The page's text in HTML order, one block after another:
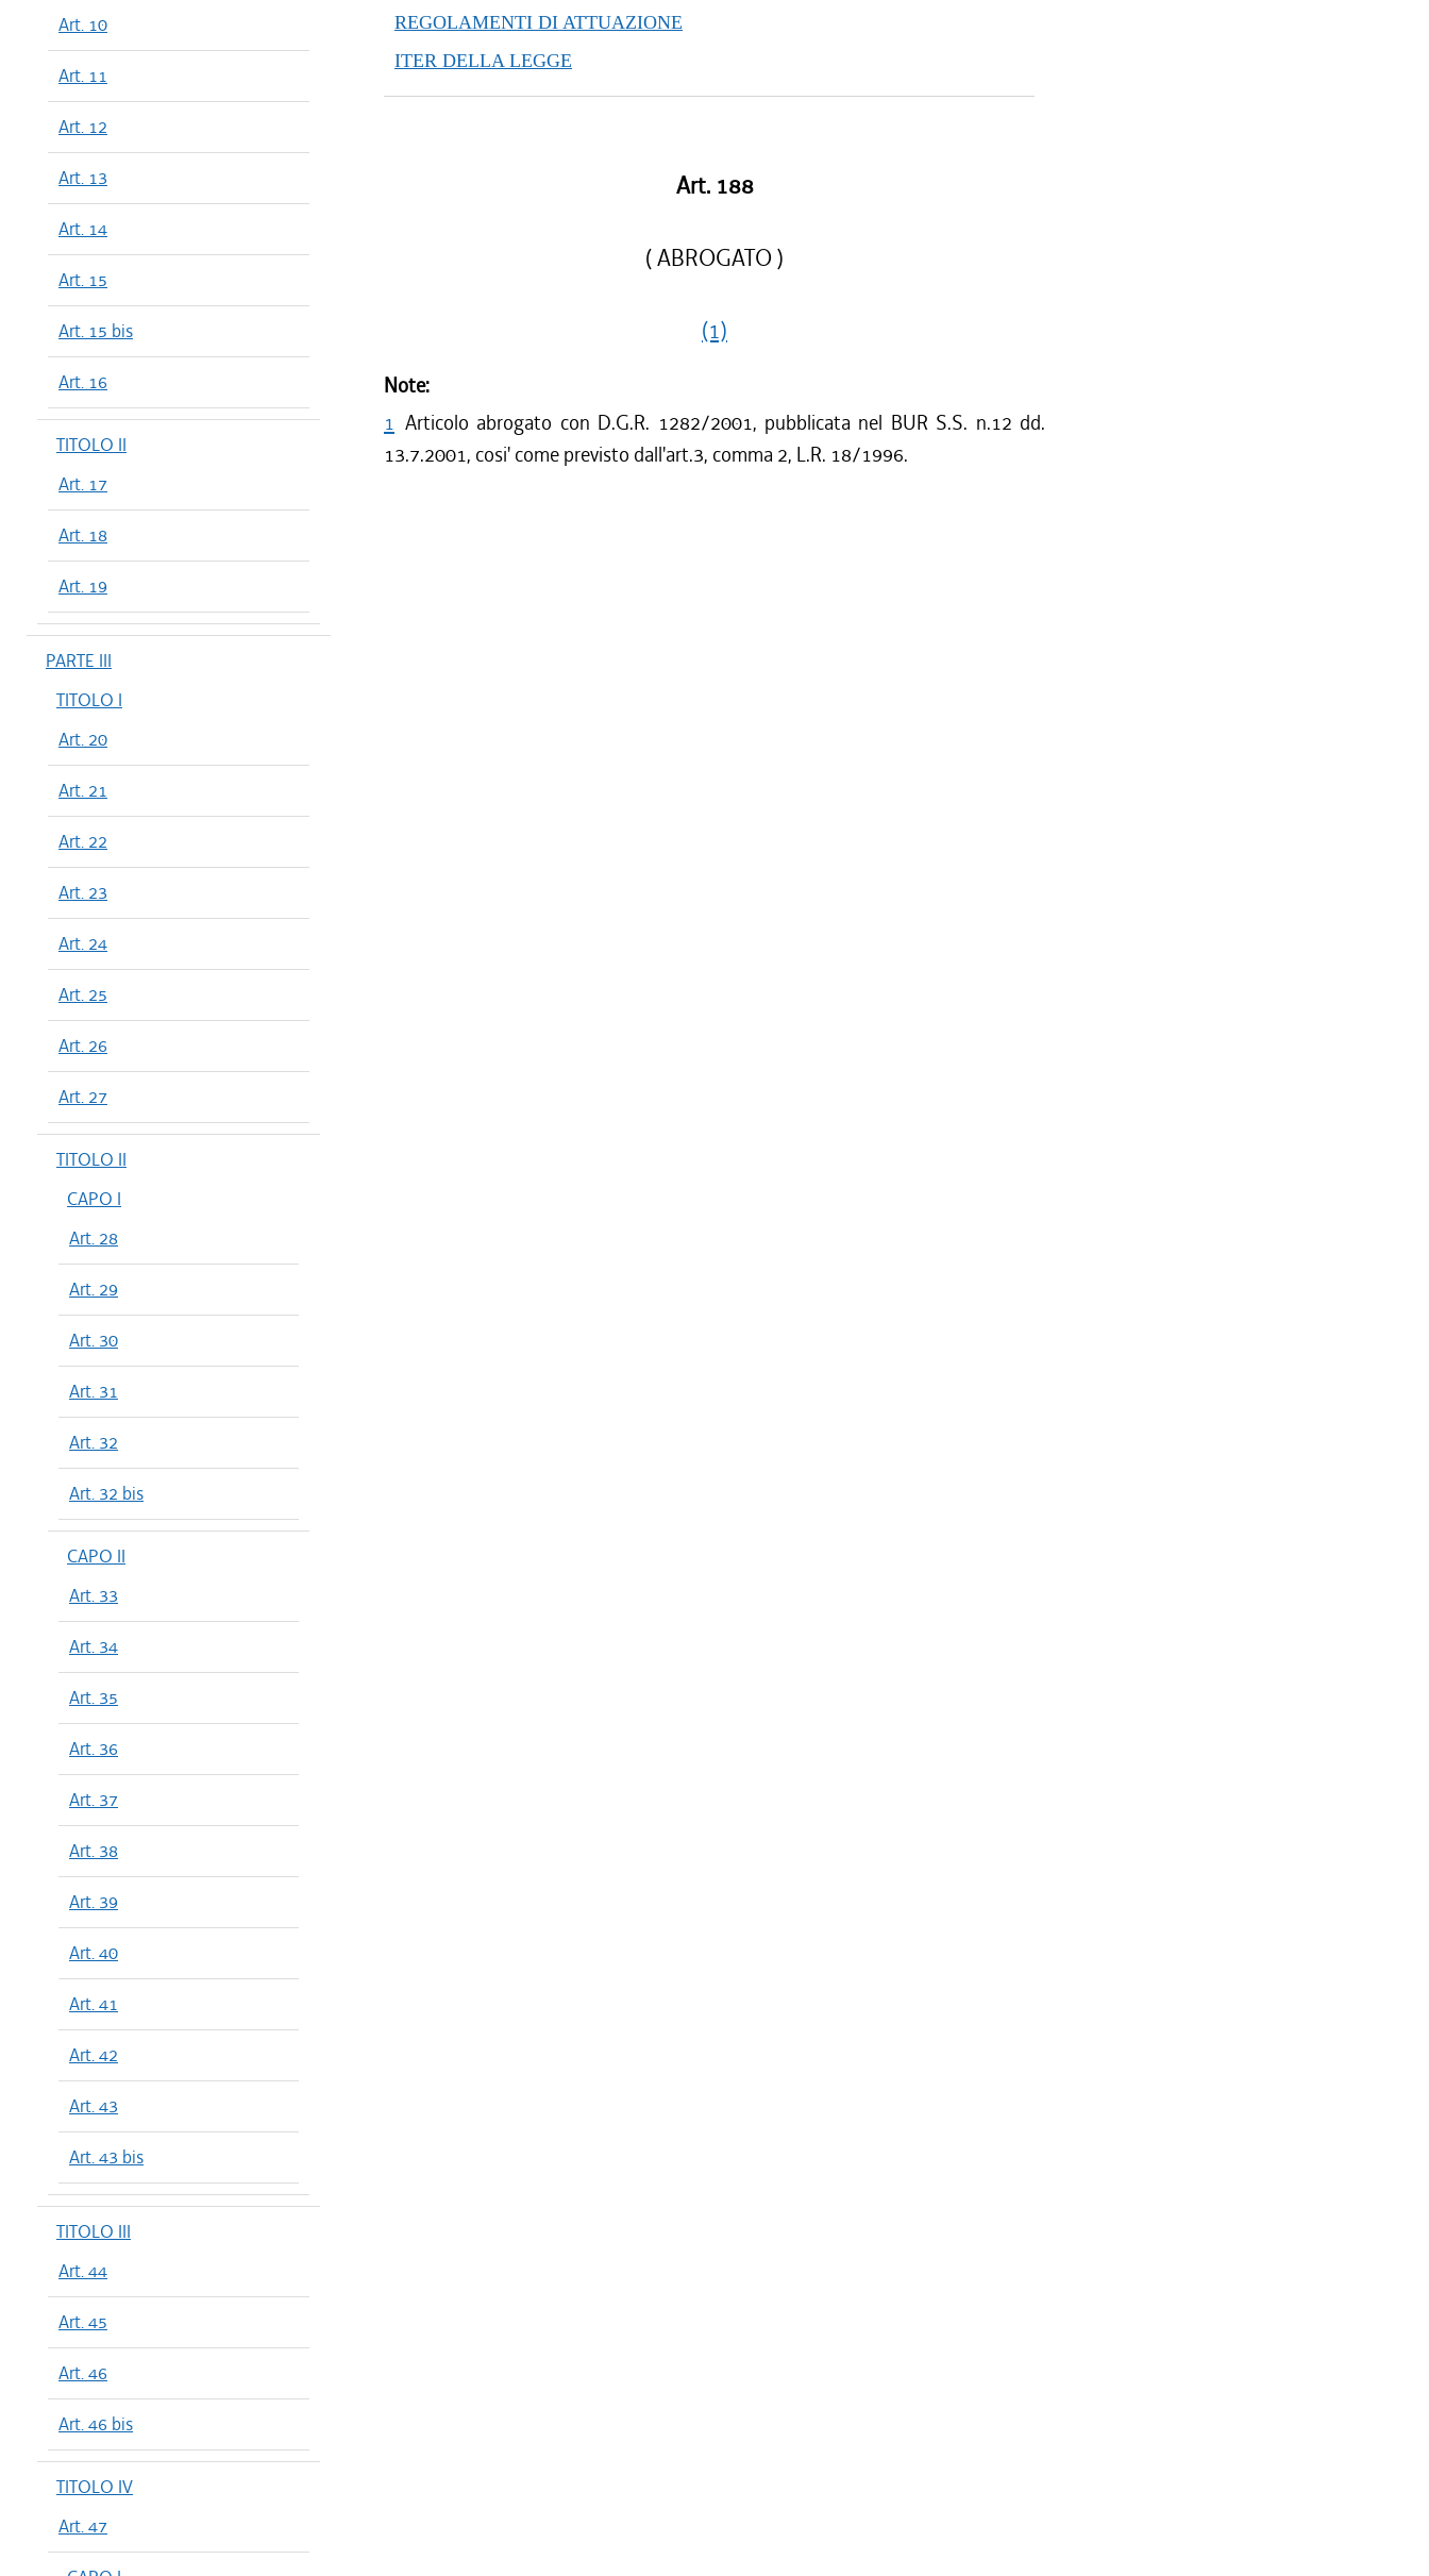
Art. 10
Art. 11
Art. 12
Art. 13
Art. 14
Art. 15
Art. 15 bis
Art. 16
TITOLO II
Art. 17
Art. 18
Art. 19
PARTE III
TITOLO I
Art. 20
Art. 21
Art. 22
Art. 23
Art. 24
Art. 25
Art. 26
Art. 27
TITOLO II
CAPO I
Art. 28
Art. 29
Art. 30
Art. 31
Art. 32
Art. 32 bis
CAPO II
Art. 33
Art. 34
Art. 35
Art. 36
Art. 37
Art. 38
Art. 39
Art. 40
Art. 41
Art. 42
Art. 43
Art. 43 bis
TITOLO III
Art. 44
Art. 45
Art. 46
Art. 46 bis
TITOLO IV
Art. 47
REGOLAMENTI DI ATTUAZIONE
ITER DELLA LEGGE
Art. 188
( ABROGATO )
(1)
Note:
1 Articolo abrogato con D.G.R. 1282/2001, pubblicata nel BUR S.S. n.12 dd.
13.7.2001, cosi' come previsto dall'art.3, comma 2, L.R. 18/1996.